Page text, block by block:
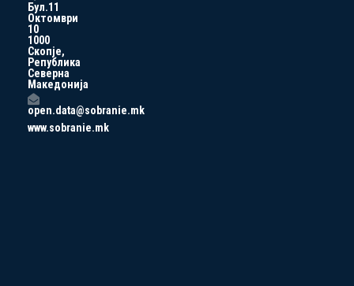
Бул.11
Октомври
10
1000
Скопје,
Република
Северна
Македонија
open.data@sobranie.mk
www.sobranie.mk